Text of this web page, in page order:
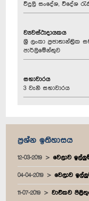
විදුලි සංදේශ, වි‍දේශ
ව්‍යවස්ථාදායකය
ශ්‍රී ලංකා ප්‍රජාතාන්ත්‍රික
පාර්ලිමේන්තුව
සභාවාරය
3 වැනි සභාවාරය
ප්‍රශ්න ඉතිහාසය
12-03-2019 වෙලාව
04-04-2019 වෙලාව
11-07-2019 වාචිකව